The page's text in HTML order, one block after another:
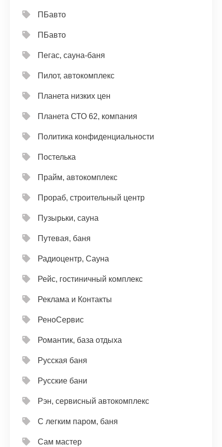
ПБавто
ПБавто
Пегас, сауна-баня
Пилот, автокомплекс
Планета низких цен
Планета СТО 62, компания
Политика конфиденциальности
Постелька
Прайм, автокомплекс
Прораб, строительный центр
Пузырьки, сауна
Путевая, баня
Радиоцентр, Сауна
Рейс, гостиничный комплекс
Реклама и Контакты
РеноСервис
Романтик, база отдыха
Русская баня
Русские бани
Рэн, сервисный автокомплекс
С легким паром, баня
Сам мастер